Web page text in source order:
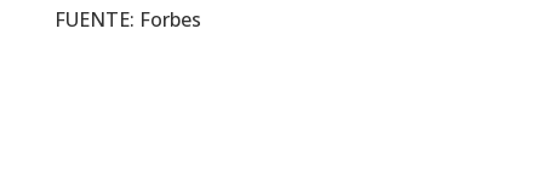
FUENTE: Forbes